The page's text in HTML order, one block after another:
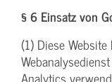
§ 6 Einsatz von
(1) Diese